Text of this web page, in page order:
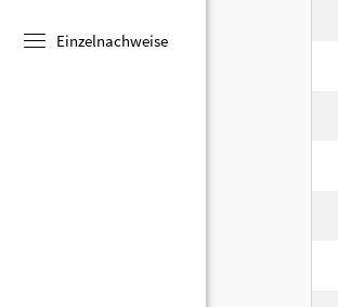
Einzelnachweise